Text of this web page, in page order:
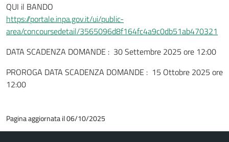
QUI il BANDO
https://portale.inpa.gov.it/ui/public-
area/concoursedetail/3565096d8f164fc4a9c0db51ab470321
DATA SCADENZA DOMANDE : 30 Settembre 2025 ore 12:00
PROROGA DATA SCADENZA DOMANDE : 15 Ottobre 2025 ore
12:00
Pagina aggiornata il 06/10/2025